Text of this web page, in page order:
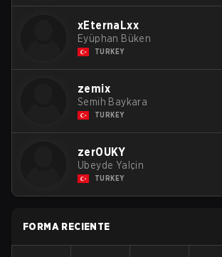
xEternaLxx
Eyüphan Büken
TURKEY
zemix
Semih Baykara
TURKEY
zer0UKY
Ubeyde Yalçin
TURKEY
FORMA RECIENTE